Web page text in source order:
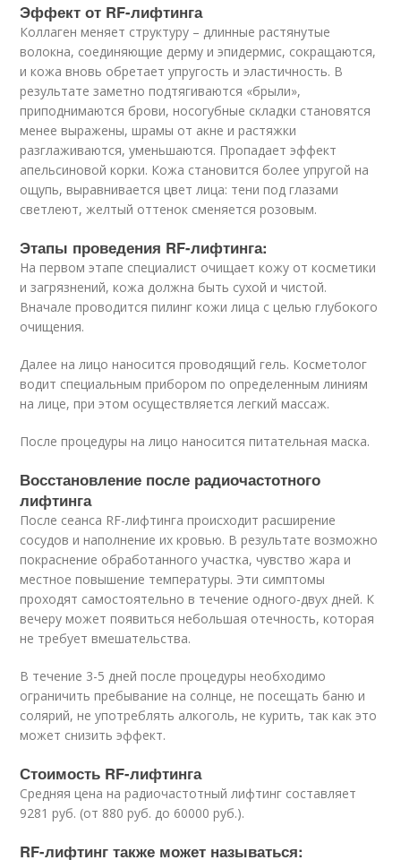
Эффект от RF-лифтинга
Коллаген меняет структуру – длинные растянутые
волокна, соединяющие дерму и эпидермис, сокращаются,
и кожа вновь обретает упругость и эластичность. В
результате заметно подтягиваются «брыли»,
приподнимаются брови, носогубные складки становятся
менее выражены, шрамы от акне и растяжки
разглаживаются, уменьшаются. Пропадает эффект
апельсиновой корки. Кожа становится более упругой на
ощупь, выравнивается цвет лица: тени под глазами
светлеют, желтый оттенок сменяется розовым.
Этапы проведения RF-лифтинга:
На первом этапе специалист очищает кожу от косметики
и загрязнений, кожа должна быть сухой и чистой.
Вначале проводится пилинг кожи лица с целью глубокого
очищения.
Далее на лицо наносится проводящий гель. Косметолог
водит специальным прибором по определенным линиям
на лице, при этом осуществляется легкий массаж.
После процедуры на лицо наносится питательная маска.
Восстановление после радиочастотного
лифтинга
После сеанса RF-лифтинга происходит расширение
сосудов и наполнение их кровью. В результате возможно
покраснение обработанного участка, чувство жара и
местное повышение температуры. Эти симптомы
проходят самостоятельно в течение одного-двух дней. К
вечеру может появиться небольшая отечность, которая
не требует вмешательства.
В течение 3-5 дней после процедуры необходимо
ограничить пребывание на солнце, не посещать баню и
солярий, не употреблять алкоголь, не курить, так как это
может снизить эффект.
Стоимость RF-лифтинга
Средняя цена на радиочастотный лифтинг составляет
9281 руб. (от 880 руб. до 60000 руб.).
RF-лифтинг также может называться: